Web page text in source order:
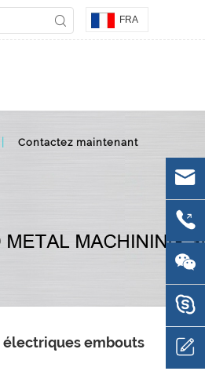
FRA
Contactez maintenant
électriques embouts